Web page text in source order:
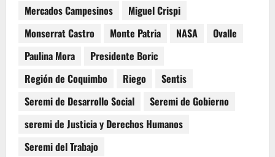
Mercados Campesinos
Miguel Crispi
Monserrat Castro
Monte Patria NASA
Ovalle
Paulina Mora
Presidente Boric
Región de Coquimbo
Riego
Sentis
Seremi de Desarrollo Social
Seremi de Gobierno
seremi de Justicia y Derechos Humanos
Seremi del Trabajo